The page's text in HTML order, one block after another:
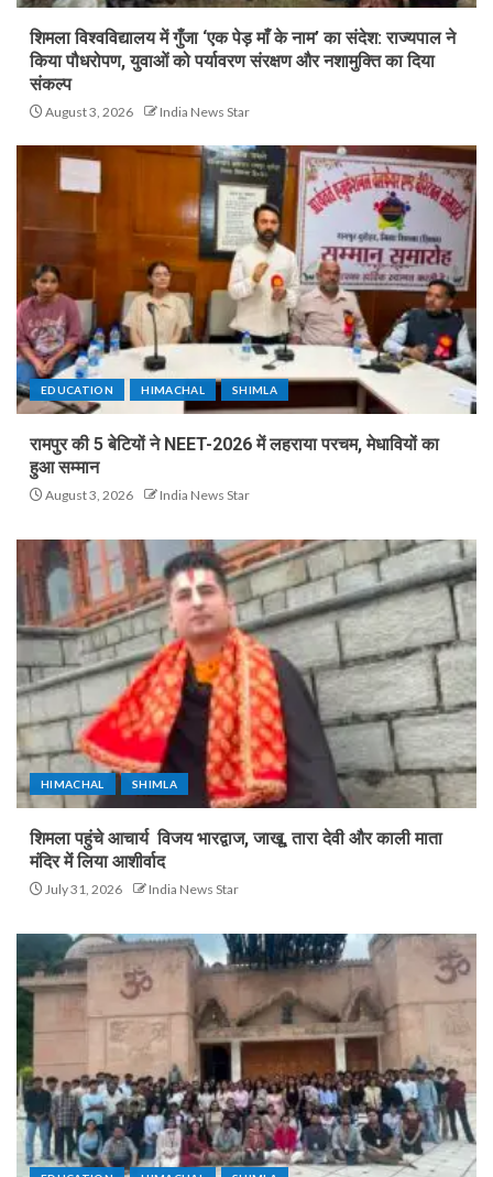
शिमला विश्वविद्यालय में गुँजा ‘एक पेड़ माँ के नाम’ का संदेश: राज्यपाल ने
किया पौधरोपण, युवाओं को पर्यावरण संरक्षण और नशामुक्ति का दिया
संकल्प
August 3, 2026 India News Star
EDUCATION HIMACHAL SHIMLA
रामपुर की 5 बेटियों ने NEET-2026 में लहराया परचम, मेधावियों का
हुआ सम्मान
August 3, 2026 India News Star
HIMACHAL SHIMLA
शिमला पहुंचे आचार्य विजय भारद्वाज, जाखू, तारा देवी और काली माता
मंदिर में लिया आशीर्वाद
July 31, 2026 India News Star